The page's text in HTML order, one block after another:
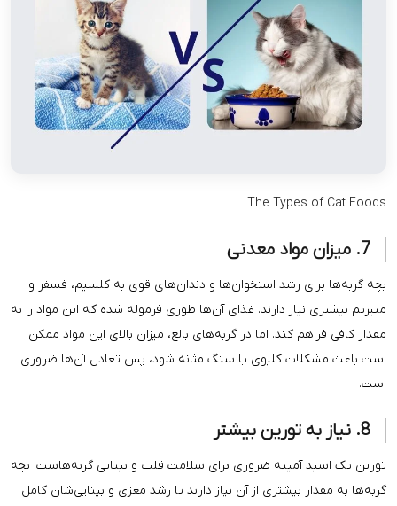
The
رشد استخوان‌ها و دندان‌های قوی به کلسیم، فسفر و
دارند. غذای آن‌ها طوری فرموله شده که این مواد را به
کند. اما در گربه‌های بالغ، میزان بالای این مواد ممکن
کلیوی یا سنگ مثانه شود، پس تعادل آن‌ها ضروری
ضروری برای سلامت قلب و بینایی گربه‌هاست. بچه
از آن نیاز دارند تا رشد مغزی و بینایی‌شان کامل